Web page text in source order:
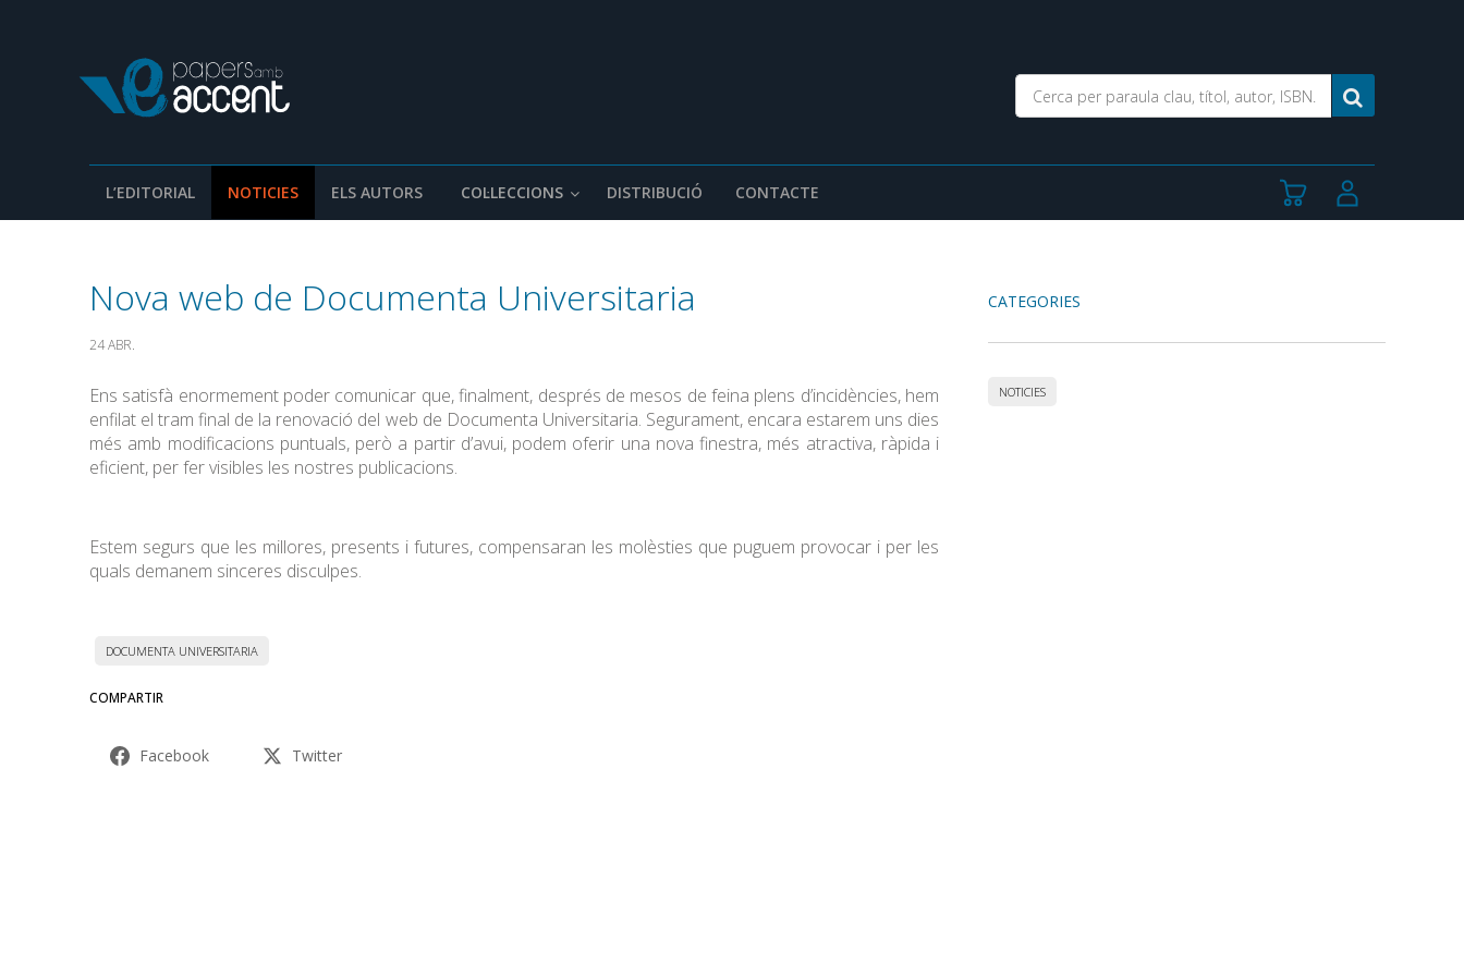
L’EDITORIAL NOTICIES ELS AUTORS COL·LECCIONS DISTRIBUCIÓ CONTACTE
Nova web de Documenta Universitaria
24 ABR.
Ens satisfà enormement poder comunicar que, finalment, després de mesos de feina plens d’incidències, hem
enfilat el tram final de la renovació del web de Documenta Universitaria. Segurament, encara estarem uns dies
més amb modificacions puntuals, però a partir d’avui, podem oferir una nova finestra, més atractiva, ràpida i
eficient, per fer visibles les nostres publicacions.
Estem segurs que les millores, presents i futures, compensaran les molèsties que puguem provocar i per les
quals demanem sinceres disculpes.
DOCUMENTA UNIVERSITARIA
COMPARTIR
Facebook Twitter
CATEGORIES
NOTICIES